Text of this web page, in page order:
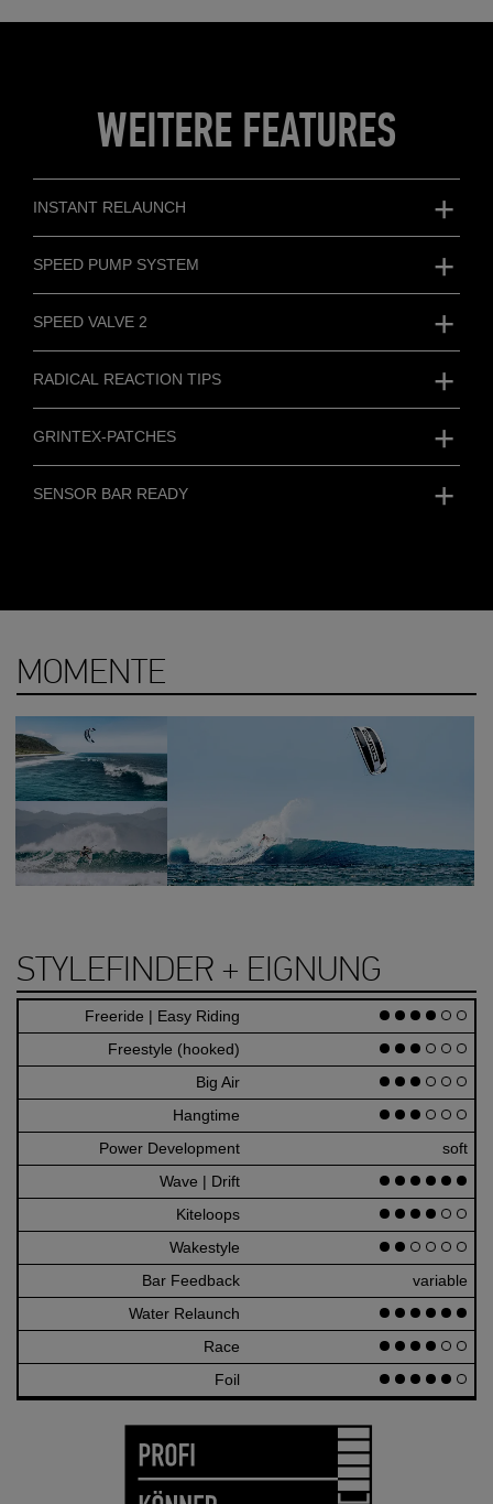
WEITERE FEATURES
INSTANT RELAUNCH
SPEED PUMP SYSTEM
SPEED VALVE 2
RADICAL REACTION TIPS
GRINTEX-PATCHES
SENSOR BAR READY
MOMENTE
STYLEFINDER + EIGNUNG
Freeride | Easy Riding
Freestyle (hooked)
Big Air
Hangtime
Power Development
soft
Wave | Drift
Kiteloops
Wakestyle
Bar Feedback
variable
Water Relaunch
Race
Foil